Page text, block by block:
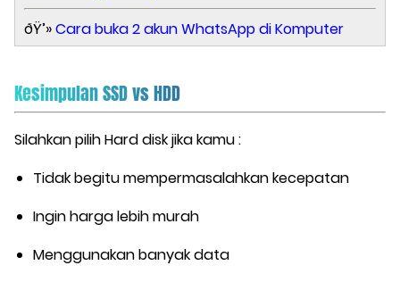
ðŸ’»Cara buka 2 akun WhatsApp di Komputer
Kesimpulan SSD vs HDD
Silahkan pilih Hard disk jika kamu :
Tidak begitu mempermasalahkan kecepatan
Ingin harga lebih murah
Menggunakan banyak data